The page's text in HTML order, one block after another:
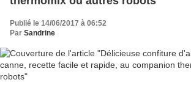
Publié le 14/06/2017 à 06:52
Par Sandrine